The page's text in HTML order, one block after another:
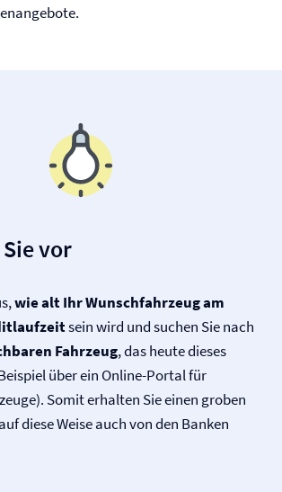
vor
wie alt Ihr Wunsch­fahrzeug am
sein wird und suchen Sie nach
Fahrzeug, das heute dieses
über ein Online-Portal für
Somit erhalten Sie einen groben
diese Weise auch von den Banken